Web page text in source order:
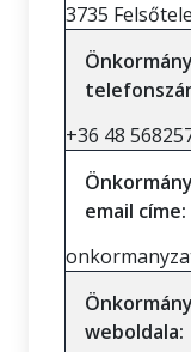
3735
+36 48
email címe:
weboldala: